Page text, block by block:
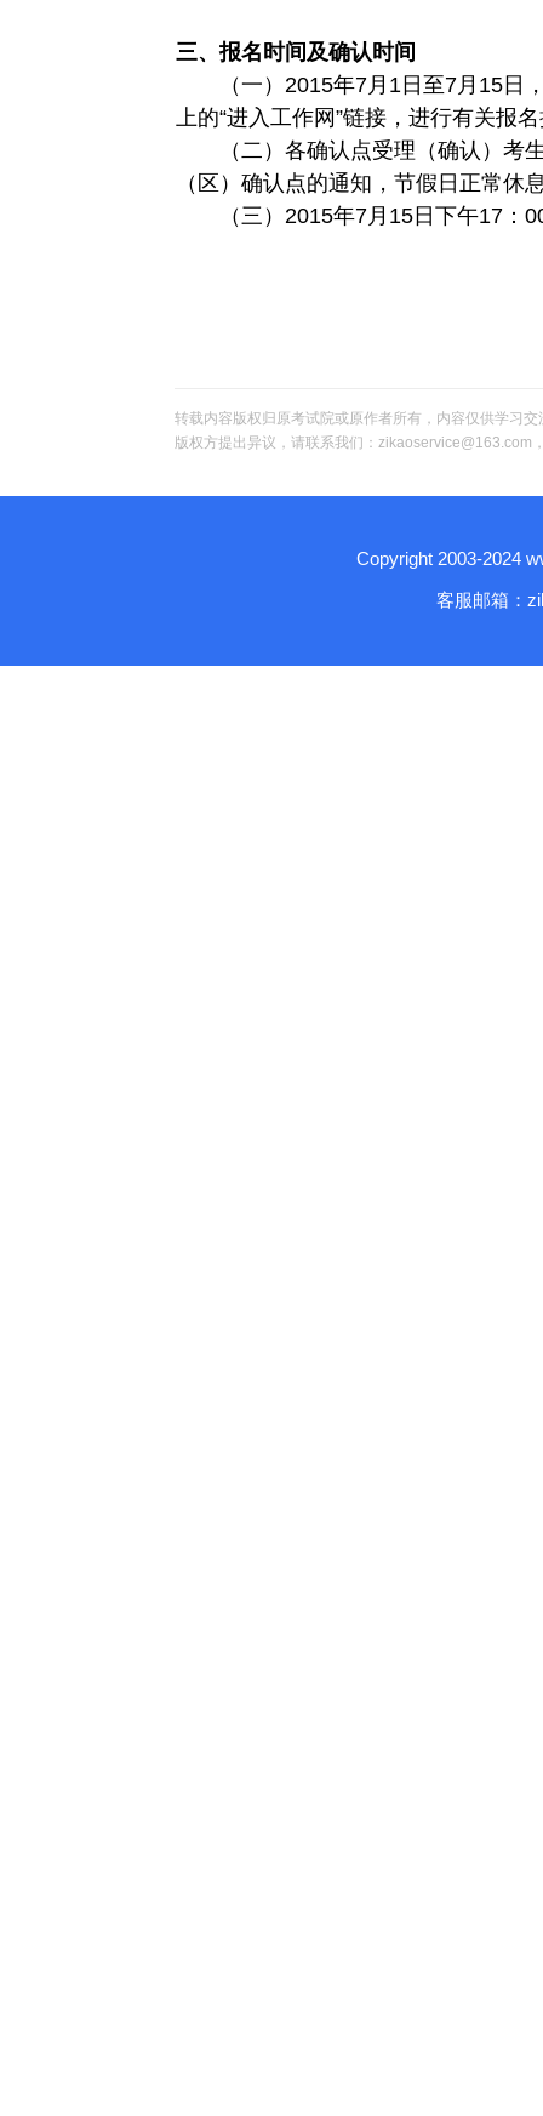
三、报名时间及确认时间
（一）2015年7月1日至7月15日
上的“进入工作网”链接，进行有关报
（二）各确认点受理（确认）考
（区）确认点的通知，节假日正常休
（三）2015年7月15日下午17：
转载内容版权归原考试院或原作者所有，内容仅供学习
版权方提出异议，请联系我们：zikaoservice@163.com
Copyright 2003-2024
客服邮箱：